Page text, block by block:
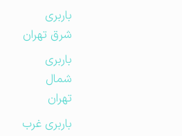
باربری
شرق تهران
باربری
شمال
تهران
باربری غرب